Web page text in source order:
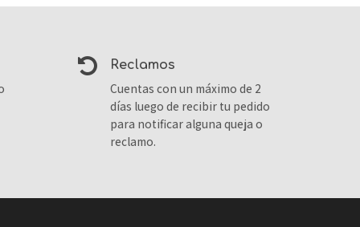
reclamos
Cuentas con un máximo de 2
días luego de recibir tu pedido
para notificar alguna queja o
reclamo.